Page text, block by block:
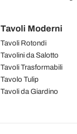
Tavoli Moderni
Tavoli Rotondi
Tavolini da Salotto
Tavoli Trasformabili
Tavolo Tulip
Tavoli da Giardino